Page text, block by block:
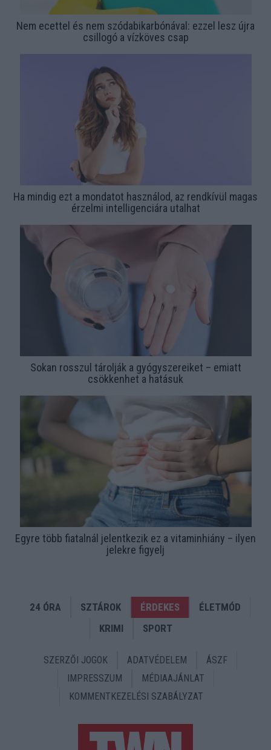
Nem ecettel és nem szódabikarbónával: ezzel lesz újra
csillogó a vízköves csap
Ha mindig ezt a mondatot használod, az rendkívül magas
érzelmi intelligenciára utalhat
Sokan rosszul tárolják a gyógyszereiket – emiatt
csökkenhet a hatásuk
Egyre több fiatalnál jelentkezik ez a vitaminhiány – ilyen
jelekre figyelj
24 ÓRA SZTÁROK ÉRDEKES
ÉLETMÓD
KRIMI
SPORT
SZERZŐI JOGOK ADATVÉDELEM
ÁSZF
IMPRESSZUM
MÉDIAAJÁNLAT
KOMMENTKEZELÉSI SZABÁLYZAT